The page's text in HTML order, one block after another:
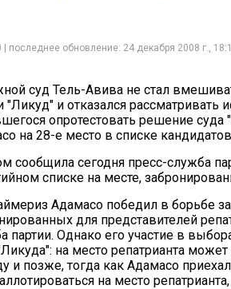
последнее обновление: 24 декабря 2008 г.,
суд Тель-Авива не стал
"Ликуд" и отказался
опротестовать решение
на 28-е место в списке
сообщила сегодня пресс-служба
списке на месте,
Адамасо победил в борьбе
для представителей
партии. Однако его участие в
на место репатрианта
и позже, тогда как Адамасо
на место